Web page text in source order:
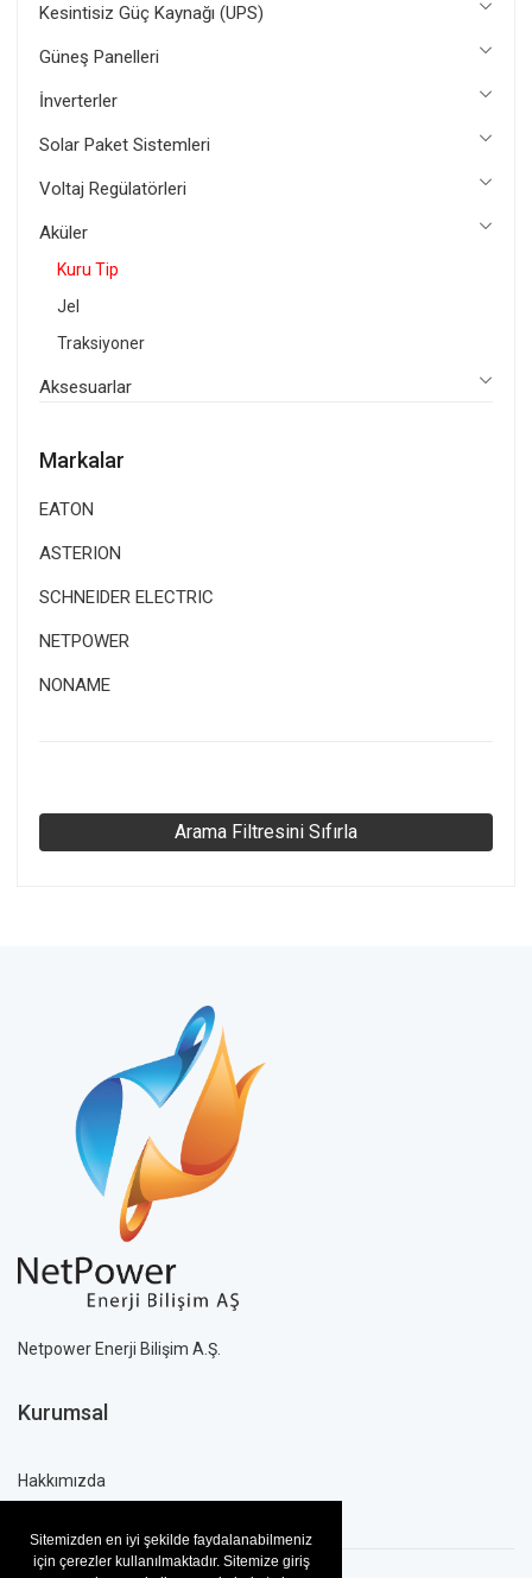
Sitemizden en iyi şekilde faydalanabilmeniz
için çerezler kullanılmaktadır. Sitemize giriş
HRL 12-7,2 X
ASTERION HRL-X 12V/7,2 AH
HRL 12-9 X
Kesintisiz Güç Kaynağı (UPS)
Güneş Panelleri
İnverterler
Solar Paket Sistemleri
Voltaj Regülatörleri
Aküler
Kuru Tip
Jel
Traksiyoner
Aksesuarlar
Markalar
EATON
ASTERION
SCHNEIDER ELECTRIC
NETPOWER
NONAME
Arama Filtresini Sıfırla
Netpower Enerji Bilişim A.Ş.
Kurumsal
Hakkımızda